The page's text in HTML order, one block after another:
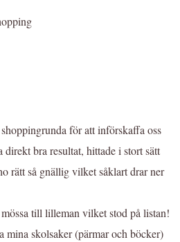
för att införskaffa oss
direkt bra resultat, hittade i stort sätt
rätt så gnällig vilket såklart drar ner
till lilleman vilket stod på listan!
mina skolsaker (pärmar och böcker)